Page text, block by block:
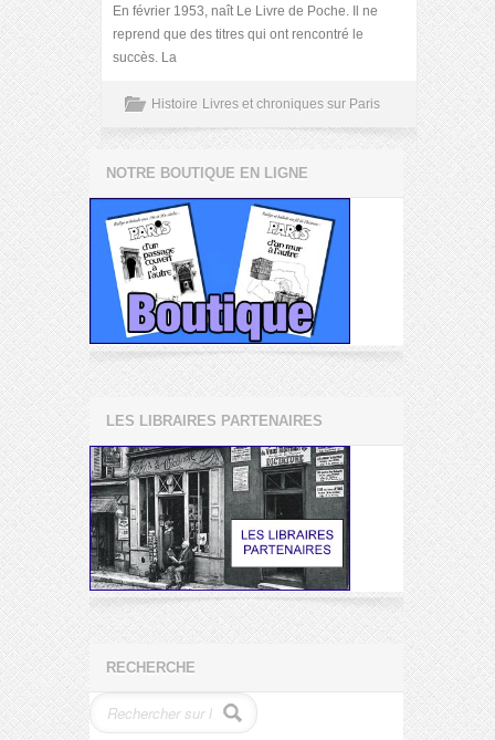
En février 1953, naît Le Livre de Poche. Il ne
reprend que des titres qui ont rencontré le
succès. La
Histoire Livres et chroniques sur Paris
NOTRE BOUTIQUE EN LIGNE
LES LIBRAIRES PARTENAIRES
RECHERCHE